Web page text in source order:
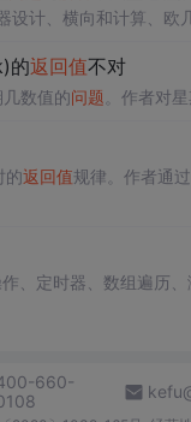
设计、横向和计算、欧
的返回值不对
数值的问题 。作者对
的返回值规律。作者通
、定时器、数组遍历
660-